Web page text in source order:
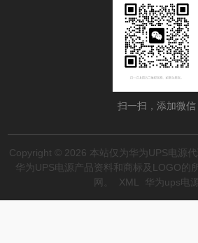
扫一扫，添加微信
Copyright © 2026 本站仅为华为UPS电源
华为UPS电源产品资料和商标及LOGO的
网。 XML 华为ups电